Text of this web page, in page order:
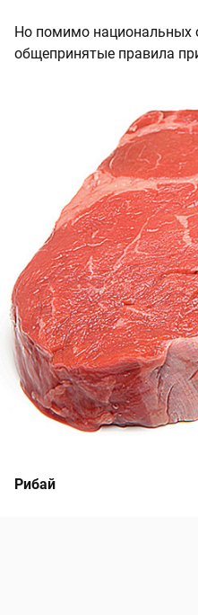
Но помимо национальных
общепринятые правила
Рибай